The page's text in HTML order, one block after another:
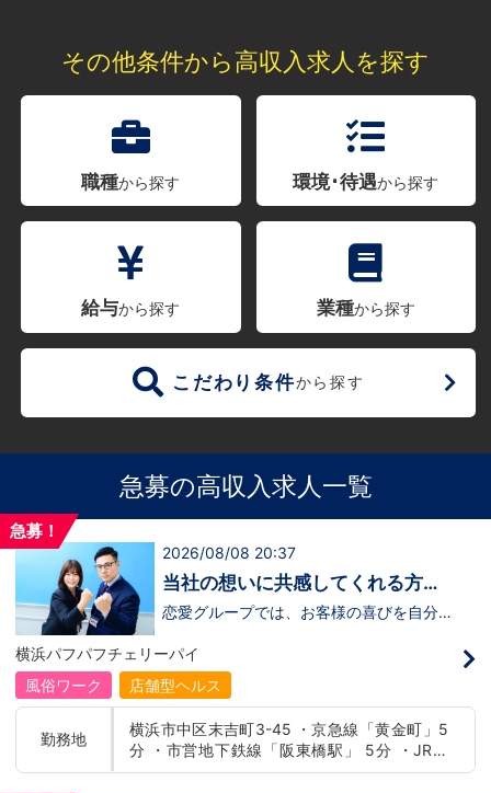
その他条件から高収入求人を探す
職種から探す 環境･待遇から探す
給与から探す 業種から探す
こだわり条件から探す
急募の高収入求人一覧
急募！
2026/08/08 20:37
当社の想いに共感してくれる方、
大募集‼
恋愛グループでは、お客様の喜びを自分自
います！・接客が好き・お客様が笑顔にな
ると自分も嬉しい・お客様だけでなく、働
く仲間もキャストさんも笑顔になると嬉し
い・喜んで(楽しんで)もらう為にはどうし
方が当グループでは活躍の場を広げていま
す。他にも…・失敗しても諦めない！・と
にかくやる気だけは負けない！・環境を変
横浜パフパフチェリーパイ
風俗ワーク
店舗型ヘルス
勤務地
横浜市中区末吉町3-45 ・京急線「黄金町」5
分 ・市営地下鉄線「阪東橋駅」 5分 ・JR線
「関内駅」15分